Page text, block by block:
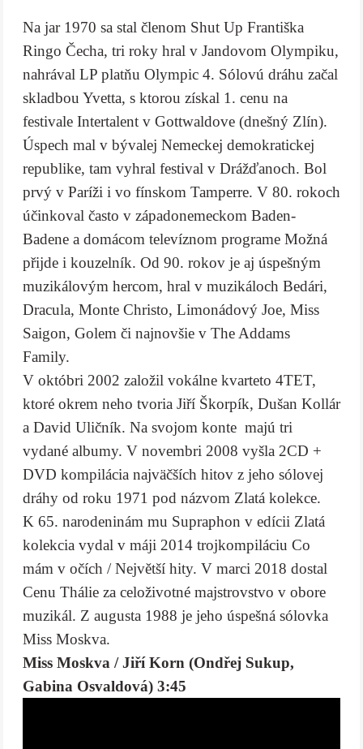
Na jar 1970 sa stal členom Shut Up Františka
Ringo Čecha, tri roky hral v Jandovom Olympiku,
nahrával LP platňu Olympic 4. Sólovú dráhu začal
skladbou Yvetta, s ktorou získal 1. cenu na
festivale Intertalent v Gottwaldove (dnešný Zlín).
Úspech mal v bývalej Nemeckej demokratickej
republike, tam vyhral festival v Drážďanoch. Bol
prvý v Paríži i vo fínskom Tamperre. V 80. rokoch
účinkoval často v západonemeckom Baden-
Badene a domácom televíznom programe Možná
přijde i kouzelník. Od 90. rokov je aj úspešným
muzikálovým hercom, hral v muzikáloch Bedári,
Dracula, Monte Christo, Limonádový Joe, Miss
Saigon, Golem či najnovšie v The Addams
Family.
V októbri 2002 založil vokálne kvarteto 4TET,
ktoré okrem neho tvoria Jiří Škorpík, Dušan Kollár
a David Uličník. Na svojom konte majú tri
vydané albumy. V novembri 2008 vyšla 2CD +
DVD kompilácia najväčších hitov z jeho sólovej
dráhy od roku 1971 pod názvom Zlatá kolekce.
K 65. narodeninám mu Supraphon v edícii Zlatá
kolekcia vydal v máji 2014 trojkompiláciu Co
mám v očích / Největší hity. V marci 2018 dostal
Cenu Thálie za celoživotné majstrovstvo v obore
muzikál. Z augusta 1988 je jeho úspešná sólovka
Miss Moskva.
Miss Moskva / Jiří Korn (Ondřej Sukup,
Gabina Osvaldová) 3:45